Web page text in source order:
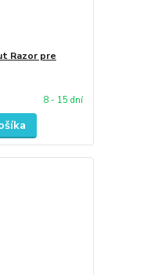
Razor pre
8 - 15 dní